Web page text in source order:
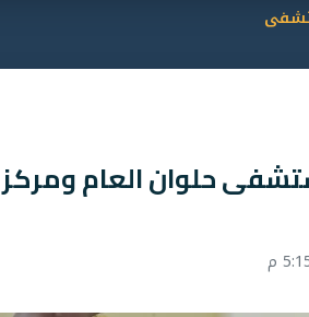
حلوان العام ومركز